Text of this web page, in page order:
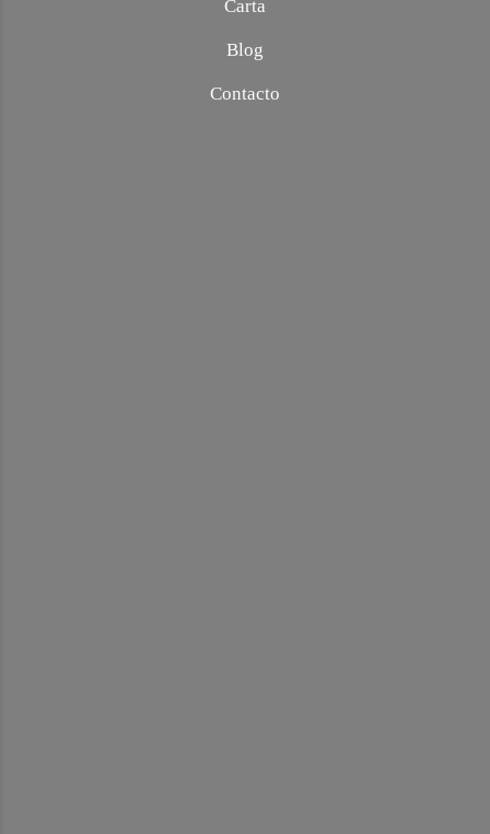
Carta
Blog
Contacto